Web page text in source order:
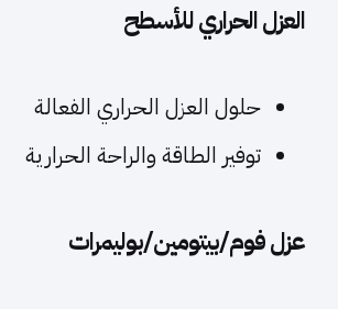
العزل الحراري للأسطح
حلول العزل الحراري الفعالة
توفير الطاقة والراحة الحرارية
عزل فوم/بيتومين/بوليمرات